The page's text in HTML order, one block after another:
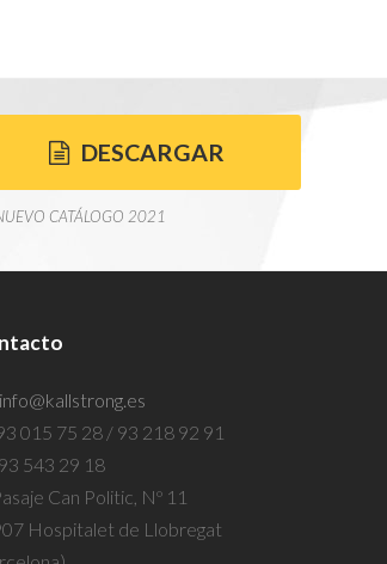
DESCARGAR
CATÁLOGO 2021
info@kallstrong.es
015 75 28 / 93 218 92 91
93 543 29 18
Can Politic, Nº 11
Hospitalet de Llobregat